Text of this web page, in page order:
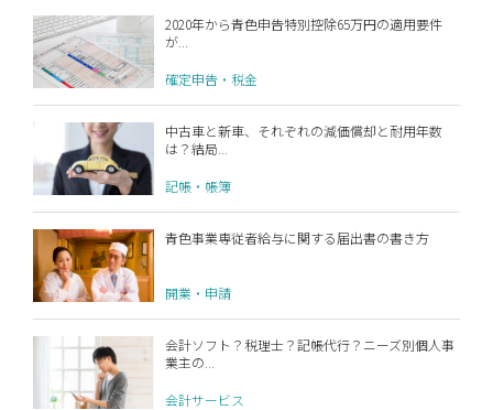
2020年から青色申告特別控除65万円の適用要件
が...
確定申告・税金
中古車と新車、それぞれの減価償却と耐用年数
は？結局...
記帳・帳簿
青色事業専従者給与に関する届出書の書き方
開業・申請
会計ソフト？税理士？記帳代行？ニーズ別個人事
業主の...
会計サービス